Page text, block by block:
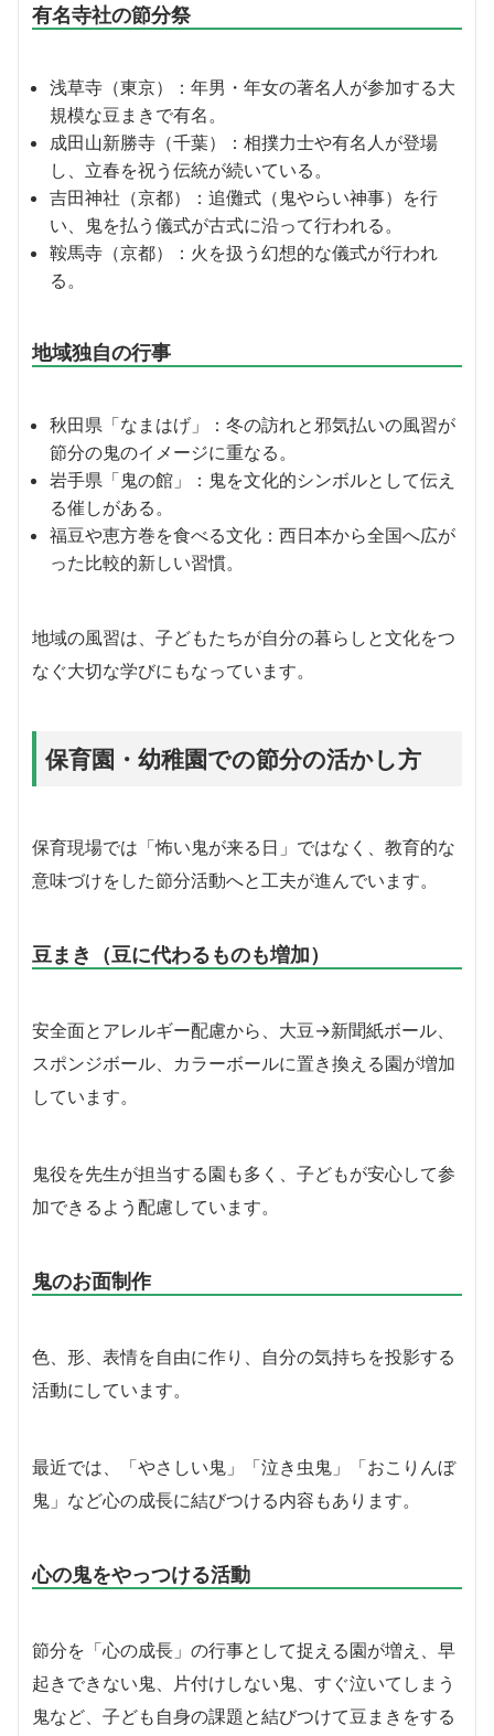
有名寺社の節分祭
浅草寺（東京）：年男・年女の著名人が参加する大
規模な豆まきで有名。
成田山新勝寺（千葉）：相撲力士や有名人が登場
し、立春を祝う伝統が続いている。
吉田神社（京都）：追儺式（鬼やらい神事）を行
い、鬼を払う儀式が古式に沿って行われる。
鞍馬寺（京都）：火を扱う幻想的な儀式が行われ
る。
地域独自の行事
秋田県「なまはげ」：冬の訪れと邪気払いの風習が
節分の鬼のイメージに重なる。
岩手県「鬼の館」：鬼を文化的シンボルとして伝え
る催しがある。
福豆や恵方巻を食べる文化：西日本から全国へ広が
った比較的新しい習慣。
地域の風習は、子どもたちが自分の暮らしと文化をつ
なぐ大切な学びにもなっています。
保育園・幼稚園での節分の活かし方
保育現場では「怖い鬼が来る日」ではなく、教育的な
意味づけをした節分活動へと工夫が進んでいます。
豆まき（豆に代わるものも増加）
安全面とアレルギー配慮から、大豆→新聞紙ボール、
スポンジボール、カラーボールに置き換える園が増加
しています。
鬼役を先生が担当する園も多く、子どもが安心して参
加できるよう配慮しています。
鬼のお面制作
色、形、表情を自由に作り、自分の気持ちを投影する
活動にしています。
最近では、「やさしい鬼」「泣き虫鬼」「おこりんぼ
鬼」など心の成長に結びつける内容もあります。
心の鬼をやっつける活動
節分を「心の成長」の行事として捉える園が増え、早
起きできない鬼、片付けしない鬼、すぐ泣いてしまう
鬼など、子ども自身の課題と結びつけて豆まきをする